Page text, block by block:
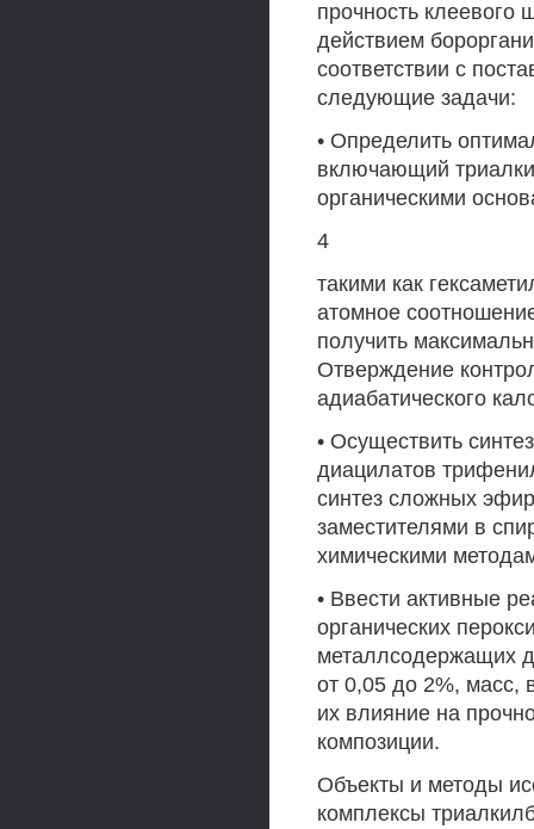
прочность
действием
соответствии с
следующие задачи:
• Определить
включающий
органическими
4
такими как
атомное
получить
Отверждение
адиабатического
• Осуществить
диацилатов
синтез сложных
заместителями в
химическими
• Ввести активные
органических
металлсодержащих
от 0,05 до 2%, масс,
их влияние на
композиции.
Объекты и методы
комплексы